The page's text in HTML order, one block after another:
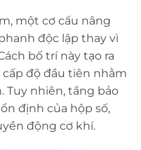
một cơ cấu nâng
độc lập thay vì
bố trí này tạo ra
độ đầu tiên nhằm
Tuy nhiên, tầng bảo
định của hộp số,
động cơ khí.